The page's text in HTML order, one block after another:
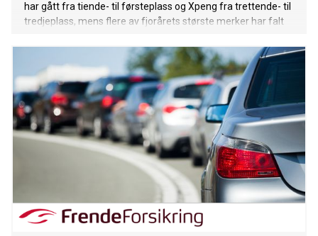
har gått fra tiende- til førsteplass og Xpeng fra trettende- til
tredjeplass, mens flere av fjorårets største merker har falt